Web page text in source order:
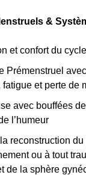
&
et confort du
Prémenstruel
et perte de
avec bouffées
l’humeur
reconstruction
ou à tout
de la sphère